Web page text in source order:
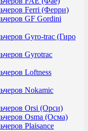
Ferri (Ферри)
GF Gordini
Gyro-trac (Гиро
Gyrotrac
Loftness
Nokamic
Orsi (Орси)
Osma (Осма)
Plaisance